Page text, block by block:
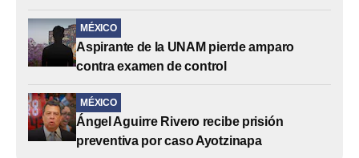
MÉXICO
Aspirante de la UNAM pierde amparo
contra examen de control
MÉXICO
Ángel Aguirre Rivero recibe prisión
preventiva por caso Ayotzinapa